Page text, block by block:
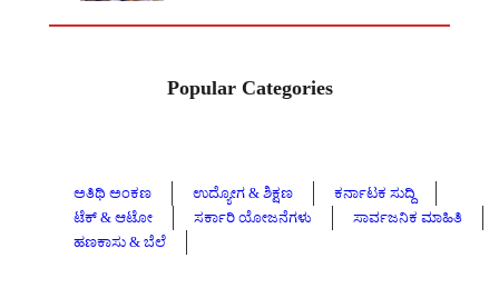
Popular Categories
ಅತಿಥಿ ಅಂಕಣ ಉದ್ಯೋಗ & ಶಿಕ್ಷಣ
ಕರ್ನಾಟಕ ಸುದ್ದಿ
ಟೆಕ್ & ಆಟೋ
ಸರ್ಕಾರಿ ಯೋಜನೆಗಳು
ಸಾರ್ವಜನಿಕ ಮಾಹಿತಿ
ಹಣಕಾಸು & ಬೆಲೆ